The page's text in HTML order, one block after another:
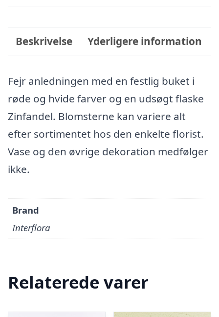
Beskrivelse Yderligere information
Fejr anledningen med en festlig buket i
røde og hvide farver og en udsøgt flaske
Zinfandel. Blomsterne kan variere alt
efter sortimentet hos den enkelte florist.
Vase og den øvrige dekoration medfølger
ikke.
Brand
Interflora
Relaterede varer